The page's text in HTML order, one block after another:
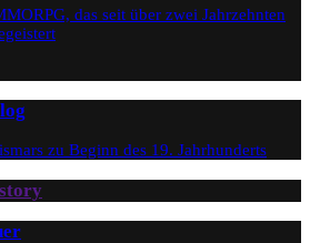
das seit über zwei Jahrzehnten
zu Beginn des 19. Jahrhunderts